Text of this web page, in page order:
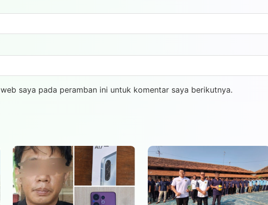
saya pada peramban ini untuk komentar saya berikutnya.